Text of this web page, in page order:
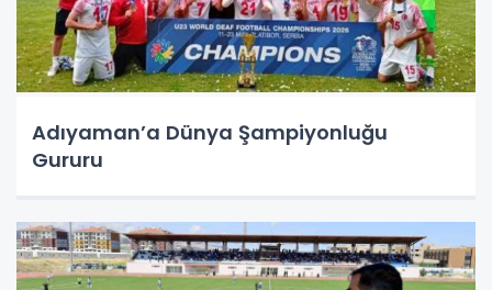
Adıyaman’a Dünya Şampiyonluğu
Gururu